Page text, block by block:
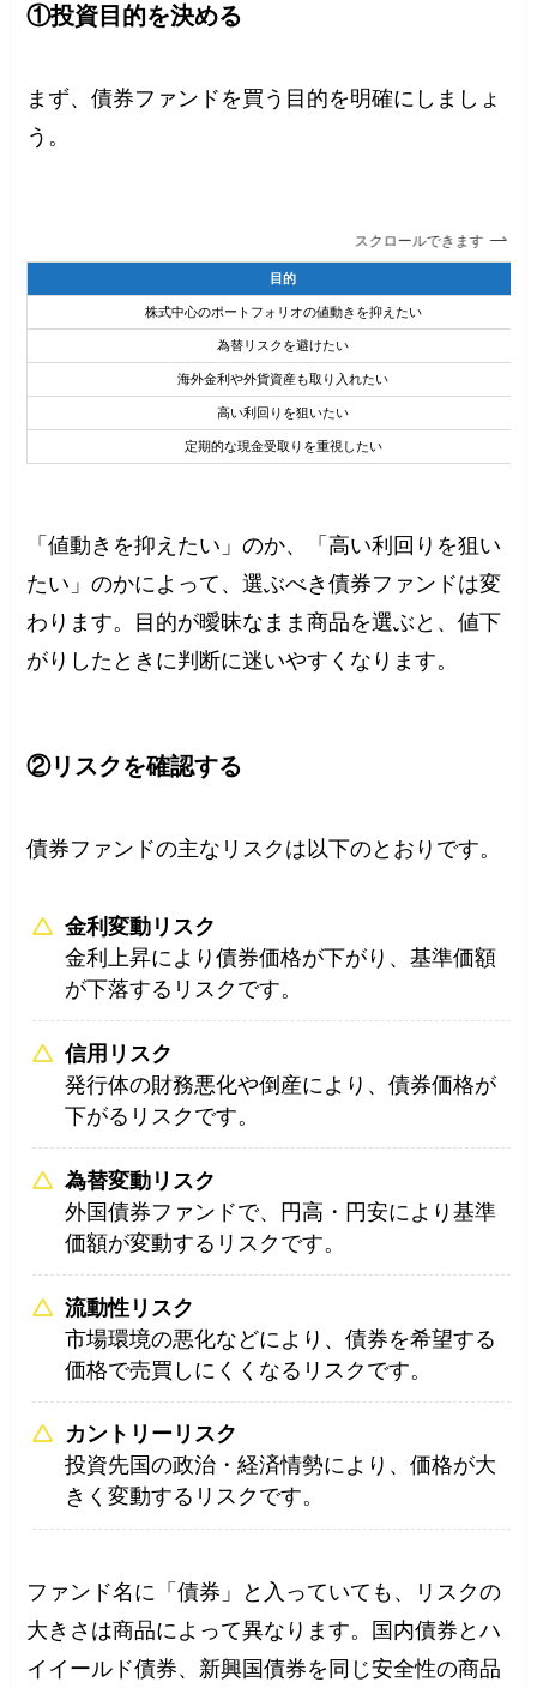
①投資目的を決める
まず、債券ファンドを買う目的を明確にしましょ
う。
スクロールできます
目的
株式中心のポートフォリオの値動きを抑えたい
為替リスクを避けたい
海外金利や外貨資産も取り入れたい
高い利回りを狙いたい
定期的な現金受取りを重視したい
「値動きを抑えたい」のか、「高い利回りを狙い
たい」のかによって、選ぶべき債券ファンドは変
わります。目的が曖昧なまま商品を選ぶと、値下
がりしたときに判断に迷いやすくなります。
②リスクを確認する
債券ファンドの主なリスクは以下のとおりです。
金利変動リスク
金利上昇により債券価格が下がり、基準価額
が下落するリスクです。
信用リスク
発行体の財務悪化や倒産により、債券価格が
下がるリスクです。
為替変動リスク
外国債券ファンドで、円高・円安により基準
価額が変動するリスクです。
流動性リスク
市場環境の悪化などにより、債券を希望する
価格で売買しにくくなるリスクです。
カントリーリスク
投資先国の政治・経済情勢により、価格が大
きく変動するリスクです。
ファンド名に「債券」と入っていても、リスクの
大きさは商品によって異なります。国内債券とハ
イイールド債券、新興国債券を同じ安全性の商品